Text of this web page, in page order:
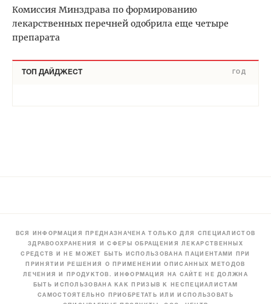
Комиссия Минздрава по формированию
лекарственных перечней одобрила еще четыре
препарата
ТОП ДАЙДЖЕСТ ГОД
ВСЯ ИНФОРМАЦИЯ ПРЕДНАЗНАЧЕНА ТОЛЬКО ДЛЯ СПЕЦИАЛИСТОВ
ЗДРАВООХРАНЕНИЯ И СФЕРЫ ОБРАЩЕНИЯ ЛЕКАРСТВЕННЫХ
СРЕДСТВ И НЕ МОЖЕТ БЫТЬ ИСПОЛЬЗОВАНА ПАЦИЕНТАМИ ПРИ
ПРИНЯТИИ РЕШЕНИЯ О ПРИМЕНЕНИИ ОПИСАННЫХ МЕТОДОВ
ЛЕЧЕНИЯ И ПРОДУКТОВ. ИНФОРМАЦИЯ НА САЙТЕ НЕ ДОЛЖНА
БЫТЬ ИСПОЛЬЗОВАНА КАК ПРИЗЫВ К НЕСПЕЦИАЛИСТАМ
САМОСТОЯТЕЛЬНО ПРИОБРЕТАТЬ ИЛИ ИСПОЛЬЗОВАТЬ